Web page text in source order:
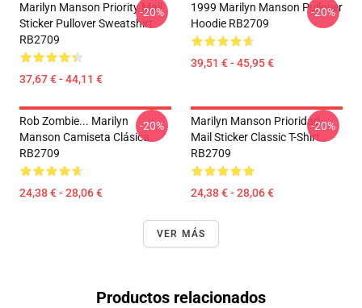
Marilyn Manson Priority Mail
Sticker Pullover Sweatshirt
RB2709
37,67 € - 44,11 €
-20%
1999 Marilyn Manson Pullover
Hoodie RB2709
39,51 € - 45,95 €
-20%
Rob Zombie... Marilyn
Manson Camiseta Clásica
RB2709
24,38 € - 28,06 €
-20%
Marilyn Manson Prioridad
Mail Sticker Classic T-Shirt
RB2709
24,38 € - 28,06 €
-20%
VER MÁS
Productos relacionados